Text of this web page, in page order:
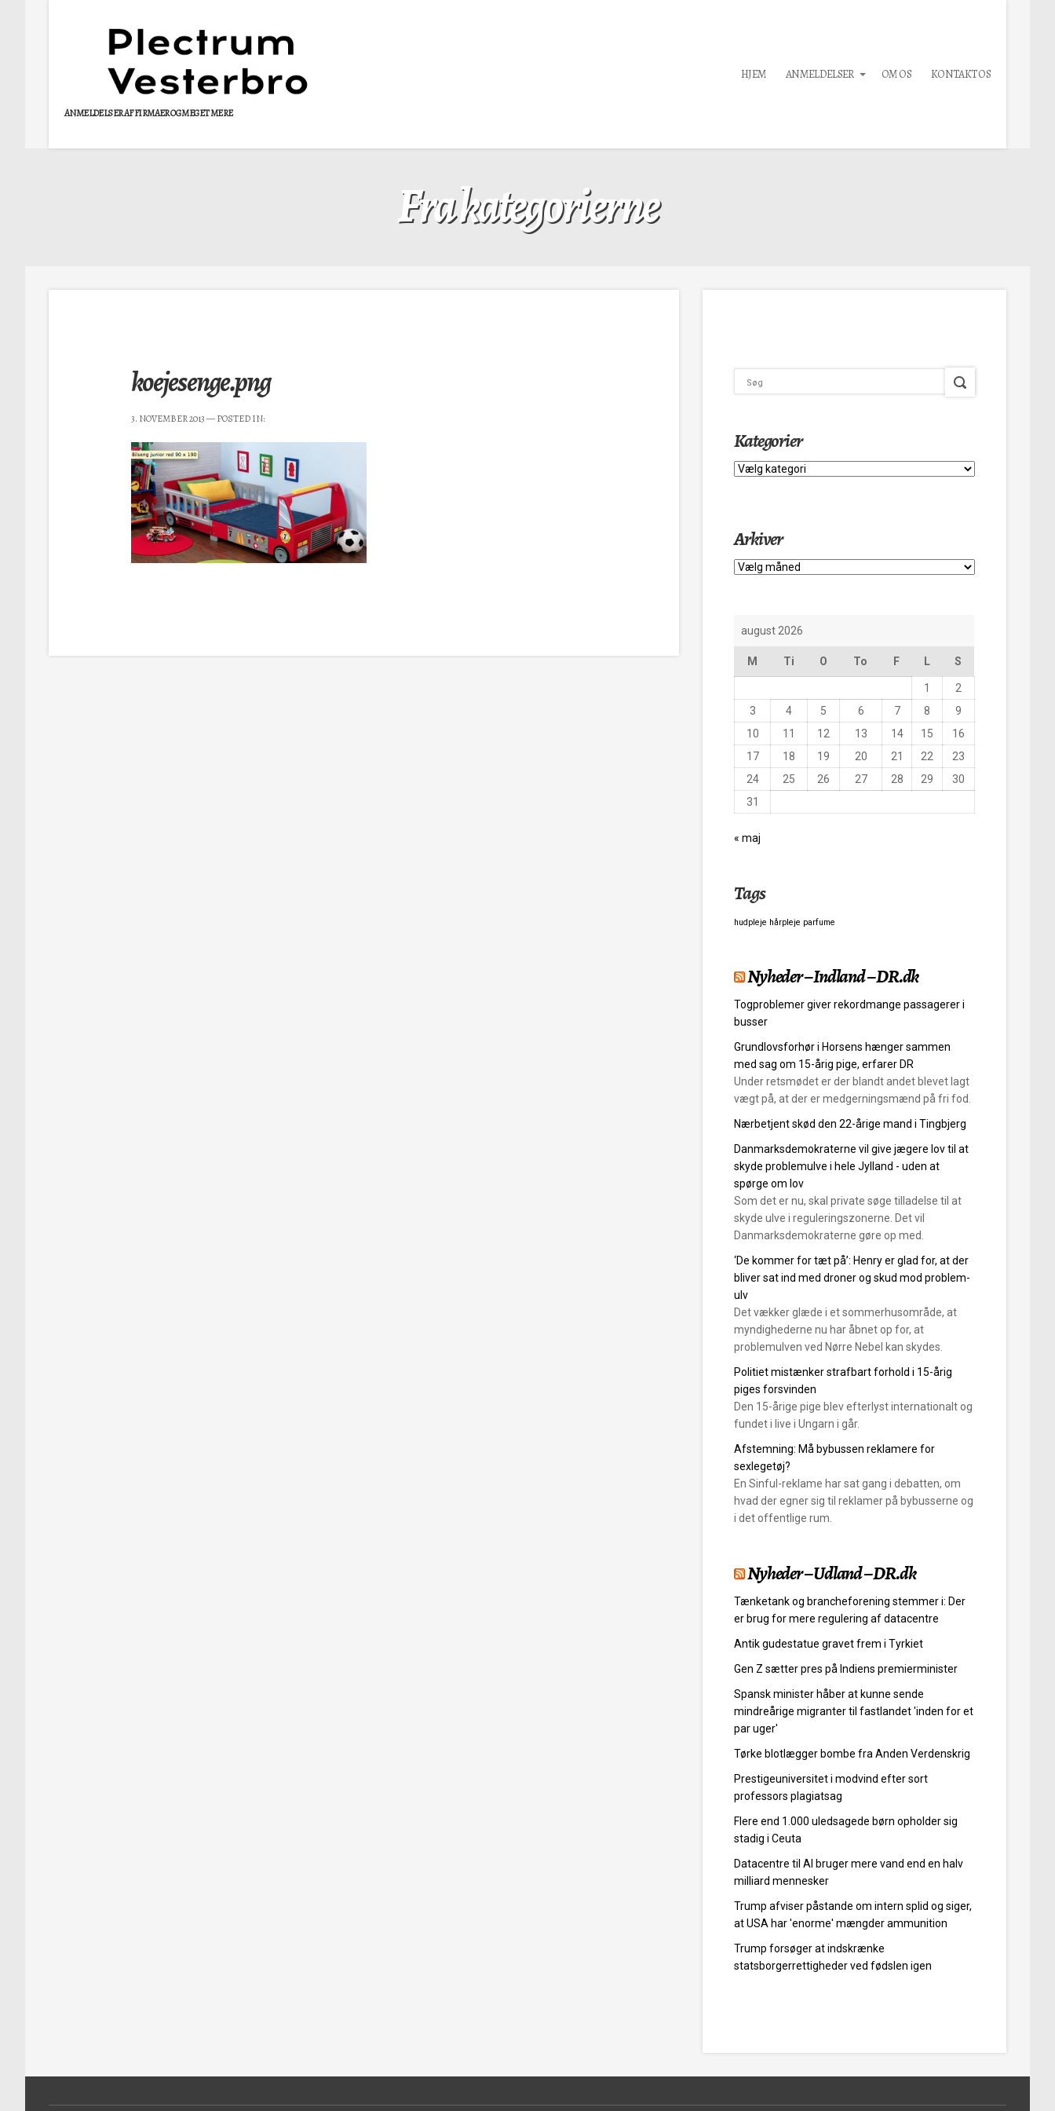
ANMELDELSER AF FIRMAER OG MEGET MERE
HJEM ANMELDELSER OM OS KONTAKT OS
Fra kategorierne
koejesenge.png
3. NOVEMBER 2013— POSTED IN:
Kategorier
Kategorier
Arkiver
Arkiver
august 2026
M Ti O To F L S
1
2
3
4 5 6 7 8
9
10
11 12 13 14 15
16
17
18 19 20 21 22
23
24
25 26 27 28 29
30
31
« maj
Tags
hudpleje hårpleje parfume
Nyheder – Indland – DR.dk
Togproblemer giver rekordmange passagerer i
busser
Grundlovsforhør i Horsens hænger sammen
med sag om 15-årig pige, erfarer DR
Under retsmødet er der blandt andet blevet lagt
vægt på, at der er medgerningsmænd på fri fod.
Nærbetjent skød den 22-årige mand i Tingbjerg
Danmarksdemokraterne vil give jægere lov til at
skyde problemulve i hele Jylland - uden at
spørge om lov
Som det er nu, skal private søge tilladelse til at
skyde ulve i reguleringszonerne. Det vil
Danmarksdemokraterne gøre op med.
‘De kommer for tæt på’: Henry er glad for, at der
bliver sat ind med droner og skud mod problem-
ulv
Det vækker glæde i et sommerhusområde, at
myndighederne nu har åbnet op for, at
problemulven ved Nørre Nebel kan skydes.
Politiet mistænker strafbart forhold i 15-årig
piges forsvinden
Den 15-årige pige blev efterlyst internationalt og
fundet i live i Ungarn i går.
Afstemning: Må bybussen reklamere for
sexlegetøj?
En Sinful-reklame har sat gang i debatten, om
hvad der egner sig til reklamer på bybusserne og
i det offentlige rum.
Nyheder – Udland – DR.dk
Tænketank og brancheforening stemmer i: Der
er brug for mere regulering af datacentre
Antik gudestatue gravet frem i Tyrkiet
Gen Z sætter pres på Indiens premierminister
Spansk minister håber at kunne sende
mindreårige migranter til fastlandet 'inden for et
par uger'
Tørke blotlægger bombe fra Anden Verdenskrig
Prestigeuniversitet i modvind efter sort
professors plagiatsag
Flere end 1.000 uledsagede børn opholder sig
stadig i Ceuta
Datacentre til AI bruger mere vand end en halv
milliard mennesker
Trump afviser påstande om intern splid og siger,
at USA har 'enorme' mængder ammunition
Trump forsøger at indskrænke
statsborgerrettigheder ved fødslen igen